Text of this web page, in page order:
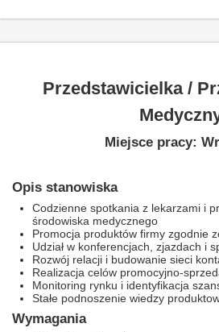
Przedstawicielka /
Miejsce pracy:
Opis stanowiska
Codzienne spotkania z lekarzami i
środowiska medycznego
Promocja produktów firmy zgodnie
Udział w konferencjach, zjazdach i
Rozwój relacji i budowanie sieci
Realizacja celów promocyjno-
Monitoring rynku i identyfikacja
Stałe podnoszenie wiedzy
Wymagania